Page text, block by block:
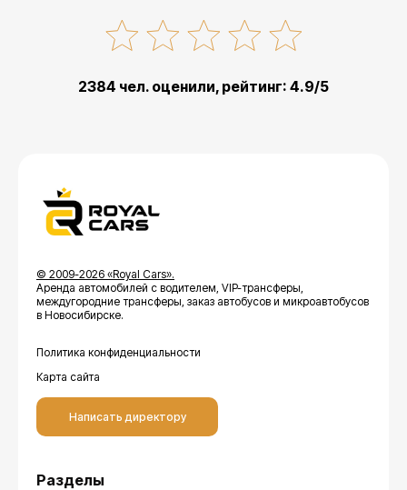
2384 чел. оценили, рейтинг: 4.9/5
© 2009-2026 «Royal Cars».
Аренда автомобилей с водителем, VIP-трансферы,
междугородние трансферы, заказ автобусов и микроавтобусов
в Новосибирске.
Политика конфиденциальности
Карта сайта
Написать директору
Разделы